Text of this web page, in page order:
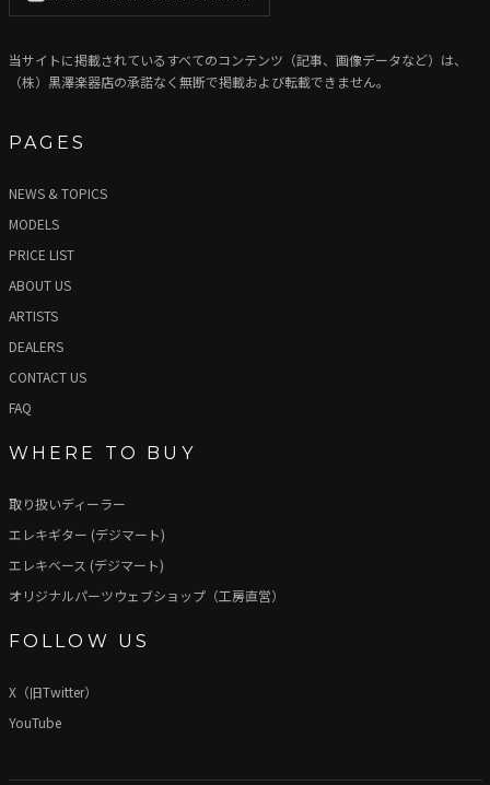
当サイトに掲載されているすべてのコンテンツ（記事、画像データなど）は、
（株）黒澤楽器店の承諾なく無断で掲載および転載できません。
PAGES
NEWS & TOPICS
MODELS
PRICE LIST
ABOUT US
ARTISTS
DEALERS
CONTACT US
FAQ
WHERE TO BUY
取り扱いディーラー
エレキギター (デジマート)
エレキベース (デジマート)
オリジナルパーツウェブショップ（工房直営）
FOLLOW US
X（旧Twitter）
YouTube